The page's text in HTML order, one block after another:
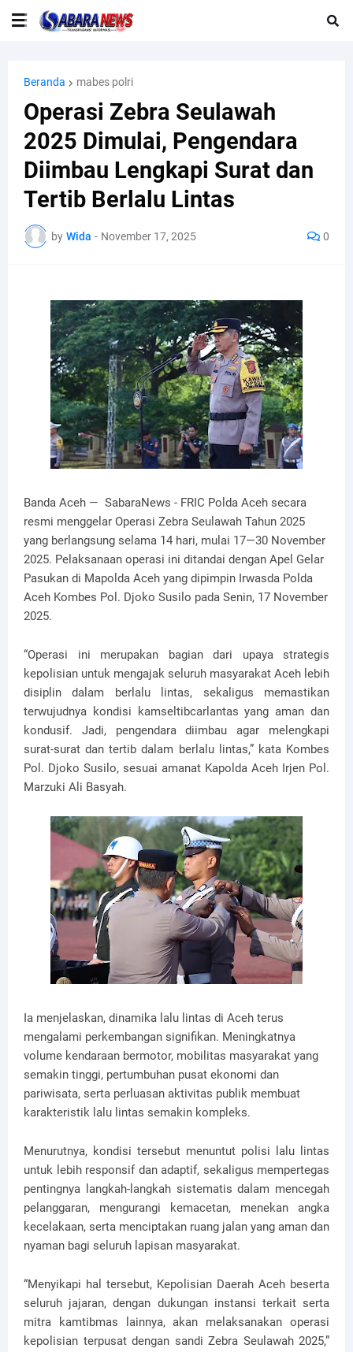
Beranda mabes polri
Operasi Zebra Seulawah
2025 Dimulai, Pengendara
Diimbau Lengkapi Surat dan
Tertib Berlalu Lintas
by Wida - November 17, 2025 0
Banda Aceh — SabaraNews - FRIC Polda Aceh secara
resmi menggelar Operasi Zebra Seulawah Tahun 2025
yang berlangsung selama 14 hari, mulai 17—30 November
2025. Pelaksanaan operasi ini ditandai dengan Apel Gelar
Pasukan di Mapolda Aceh yang dipimpin Irwasda Polda
Aceh Kombes Pol. Djoko Susilo pada Senin, 17 November
2025.
“Operasi ini merupakan bagian dari upaya strategis
kepolisian untuk mengajak seluruh masyarakat Aceh lebih
disiplin dalam berlalu lintas, sekaligus memastikan
terwujudnya kondisi kamseltibcarlantas yang aman dan
kondusif. Jadi, pengendara diimbau agar melengkapi
surat-surat dan tertib dalam berlalu lintas,” kata Kombes
Pol. Djoko Susilo, sesuai amanat Kapolda Aceh Irjen Pol.
Marzuki Ali Basyah.
Ia menjelaskan, dinamika lalu lintas di Aceh terus
mengalami perkembangan signifikan. Meningkatnya
volume kendaraan bermotor, mobilitas masyarakat yang
semakin tinggi, pertumbuhan pusat ekonomi dan
pariwisata, serta perluasan aktivitas publik membuat
karakteristik lalu lintas semakin kompleks.
Menurutnya, kondisi tersebut menuntut polisi lalu lintas
untuk lebih responsif dan adaptif, sekaligus mempertegas
pentingnya langkah-langkah sistematis dalam mencegah
pelanggaran, mengurangi kemacetan, menekan angka
kecelakaan, serta menciptakan ruang jalan yang aman dan
nyaman bagi seluruh lapisan masyarakat.
“Menyikapi hal tersebut, Kepolisian Daerah Aceh beserta
seluruh jajaran, dengan dukungan instansi terkait serta
mitra kamtibmas lainnya, akan melaksanakan operasi
kepolisian terpusat dengan sandi Zebra Seulawah 2025,”